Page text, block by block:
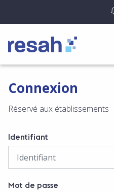
Logo Resah
Connexion
Réservé aux établissements
Identifiant
Mot de passe